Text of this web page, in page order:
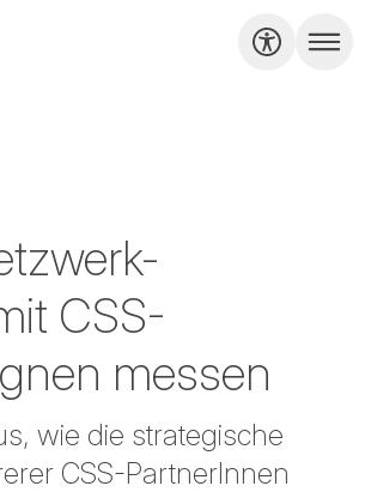
CSS-
messen
wie die strategische
CSS-PartnerInnen